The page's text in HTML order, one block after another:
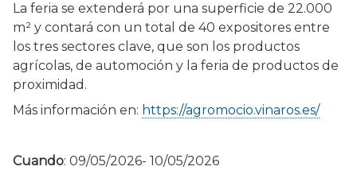
La feria se extenderá por una superficie de 22.000
m² y contará con un total de 40 expositores entre
los tres sectores clave, que son los productos
agrícolas, de automoción y la feria de productos de
proximidad.
Más información en: https://agromocio.vinaros.es/
Cuando: 09/05/2026- 10/05/2026